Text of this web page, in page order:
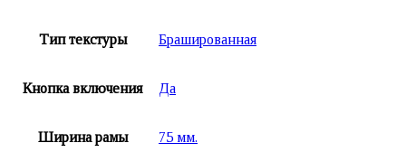
Тип текстуры Брашированная
Кнопка включения Да
Ширина рамы 75 мм.